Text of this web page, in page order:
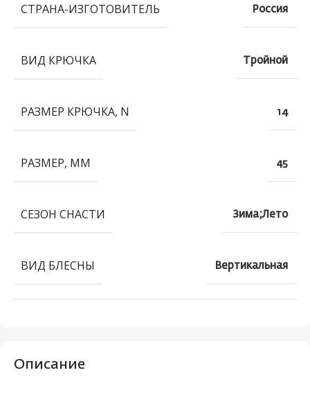
Описание
СТРАНА-ИЗГОТОВИТЕЛЬ Россия
ВИД КРЮЧКА Тройной
РАЗМЕР КРЮЧКА, N 14
РАЗМЕР, ММ 45
СЕЗОН СНАСТИ Зима;Лето
ВИД БЛЕСНЫ Вертикальная